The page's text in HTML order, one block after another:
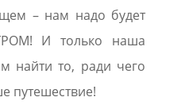
– нам надо будет
И только наша
найти то, ради чего
путешествие!